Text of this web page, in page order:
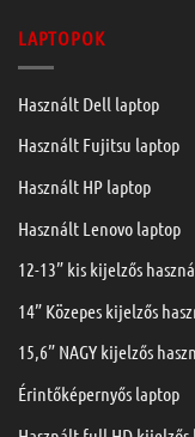
LAPTOPOK
Használt Dell laptop
Használt Fujitsu laptop
Használt HP laptop
Használt Lenovo laptop
12-13” kis kijelzős
14” Közepes kijelzős
15,6” NAGY kijelzős
Érintőképernyős laptop